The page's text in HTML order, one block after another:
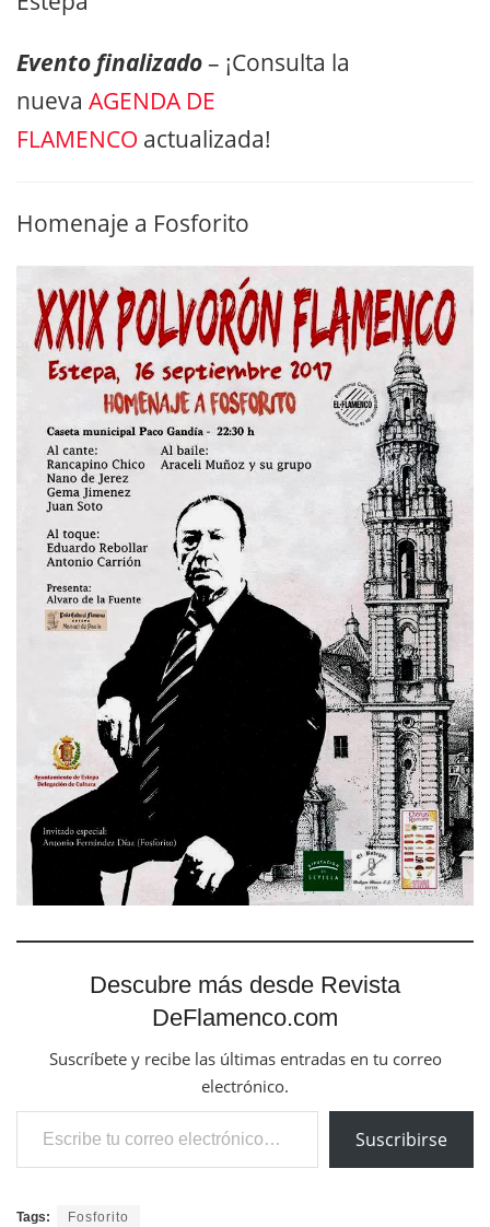
Evento finalizado– ¡Consulta la
nueva AGENDA DE
FLAMENCO actualizada!
Homenaje a Fosforito
Descubre más desde Revista
DeFlamenco.com
Suscríbete y recibe las últimas entradas en tu correo
electrónico.
Escribe tu correo electrónico…
Suscribirse
Tags: Fosforito